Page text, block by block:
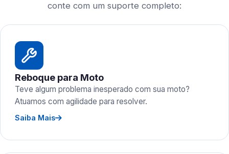
conte com um suporte completo:
Reboque para Moto
Teve algum problema inesperado com sua moto?
Atuamos com agilidade para resolver.
Saiba Mais